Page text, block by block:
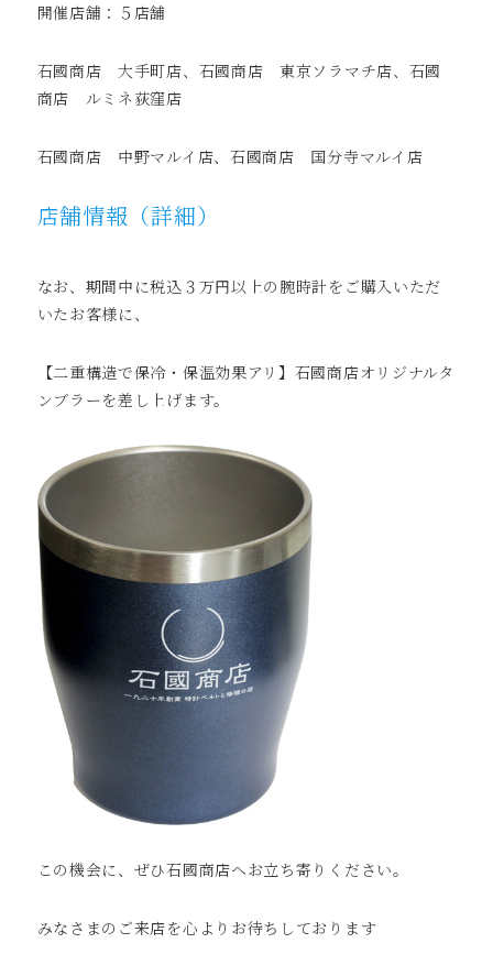
開催店舗：５店舗
石國商店 大手町店、石國商店 東京ソラマチ店、石國
商店 ルミネ荻窪店
石國商店 中野マルイ店、石國商店 国分寺マルイ店
店舗情報 （詳細）
なお、期間中に税込３万円以上の腕時計をご購入いただ
いたお客様に、
【二重構造で保冷・保温効果アリ】石國商店オリジナルタ
ンブラーを差し上げます。
この機会に、ぜひ石國商店へお立ち寄りください。
みなさまのご来店を心よりお待ちしております